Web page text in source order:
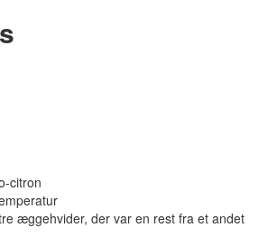
citron
æggehvider, der var en rest fra et andet